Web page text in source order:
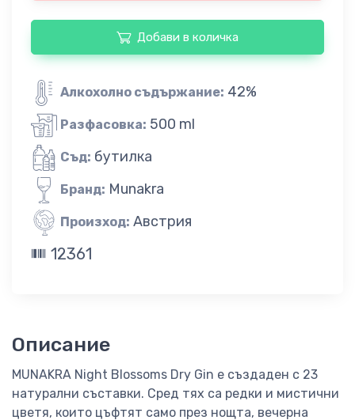
Добави в количка
Алкохолно съдържание: 42%
Разфасовка: 500 ml
Съд: бутилка
Бранд: Munakra
Произход: Австрия
12361
Описание
MUNAKRA Night Blossoms Dry Gin е създаден с 23
натурални съставки. Сред тях са редки и мистични
цветя, които цъфтят само през нощта, вечерна